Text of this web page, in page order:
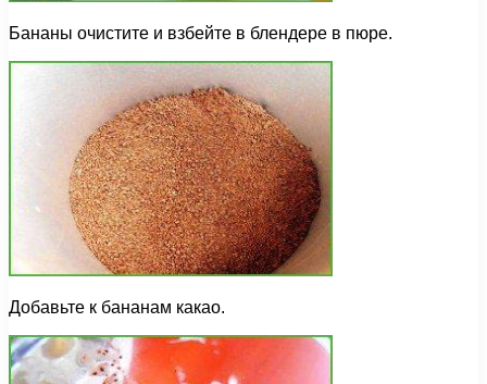
Бананы очистите и взбейте в блендере в пюре.
Добавьте к бананам какао.